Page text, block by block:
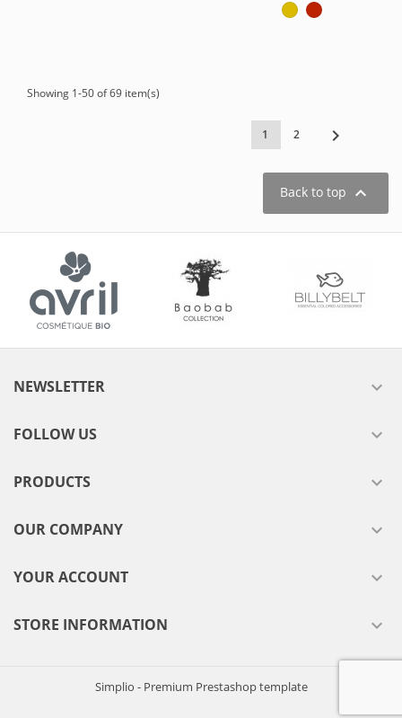
Miroir
or
Miroir
rouge
Showing 1-50 of 69 item(s)
1 2 
Back to top 
NEWSLETTER 
FOLLOW US 
PRODUCTS 
OUR COMPANY 
YOUR ACCOUNT 
STORE INFORMATION 
Simplio - Premium Prestashop template